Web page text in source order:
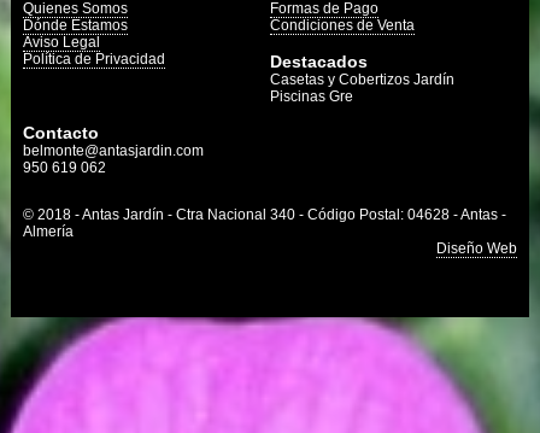
Quienes Somos
Dónde Estamos
Aviso Legal
Política de Privacidad
Formas de Pago
Condiciones de Venta
Destacados
Casetas y Cobertizos Jardín
Piscinas Gre
Contacto
belmonte@antasjardin.com
950 619 062
© 2018 - Antas Jardín - Ctra Nacional 340 - Código Postal: 04628 - Antas -
Almería
Diseño Web